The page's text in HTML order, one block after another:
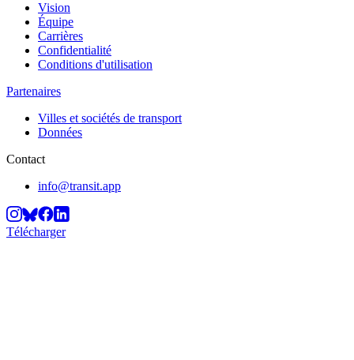
Vision
Équipe
Carrières
Confidentialité
Conditions d'utilisation
Partenaires
Villes et sociétés de transport
Données
Contact
info@transit.app
Télécharger